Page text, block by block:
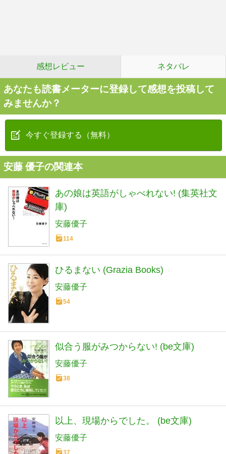
感想レビュー ネタバレ
あなたも読書メーターに登録して感想を投稿して
みませんか？
今すぐ登録する（無料）
安藤 優子の関連本
あの娘は英語がしゃべれない! (集英社文
庫)
安藤優子
114
ひるまない (Grazia Books)
安藤優子
54
似合う服がみつからない! (be文庫)
安藤優子
38
以上、現場からでした。 (be文庫)
安藤優子
37